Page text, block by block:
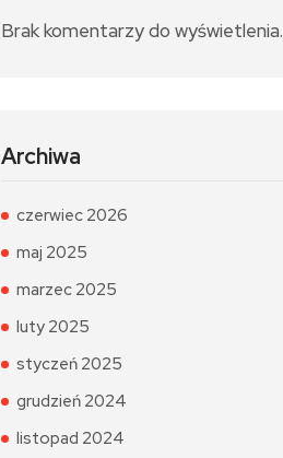
Brak komentarzy do wyświetlenia.
Archiwa
czerwiec 2026
maj 2025
marzec 2025
luty 2025
styczeń 2025
grudzień 2024
listopad 2024